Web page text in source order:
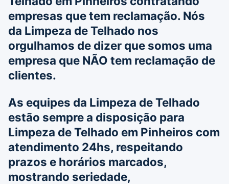
empresas que tem reclamação. Nós
da Limpeza de Telhado nos
orgulhamos de dizer que somos uma
empresa que NÃO tem reclamação de
clientes.
As equipes da Limpeza de Telhado
estão sempre a disposição para
Limpeza de Telhado em Pinheiros com
atendimento 24hs, respeitando
prazos e horários marcados,
mostrando seriedade,